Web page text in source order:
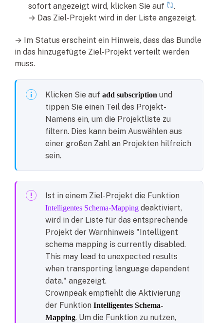
sofort angezeigt wird, klicken Sie auf
.
→ Das Ziel-Projekt wird in der Liste angezeigt.
→ Im Status erscheint ein Hinweis, dass das Bundle
in das hinzugefügte Ziel-Projekt verteilt werden
muss.
Klicken Sie auf add subscription und
tippen Sie einen Teil des Projekt-
Namens ein, um die Projektliste zu
filtern. Dies kann beim Auswählen aus
einer großen Zahl an Projekten hilfreich
sein.
Ist in einem Ziel-Projekt die Funktion
Intelligentes Schema-Mapping deaktiviert,
wird in der Liste für das entsprechende
Projekt der Warnhinweis "Intelligent
schema mapping is currently disabled.
This may lead to unexpected results
when transporting language dependent
data." angezeigt.
Crownpeak empfiehlt die Aktivierung
der Funktion Intelligentes Schema-
Mapping. Um die Funktion zu nutzen,